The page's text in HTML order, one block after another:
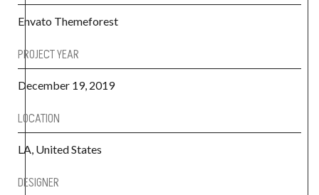
Envato Themeforest
PROJECT YEAR
December 19, 2019
LOCATION
LA, United States
DESIGNER